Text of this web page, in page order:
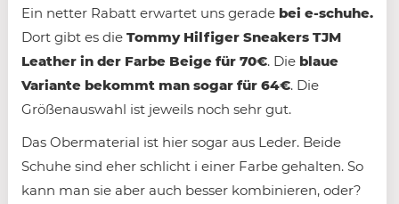
Ein netter Rabatt erwartet uns gerade bei e-schuhe.
Dort gibt es die Tommy Hilfiger Sneakers TJM
Leather in der Farbe Beige für 70€. Die blaue
Variante bekommt man sogar für 64€. Die
Größenauswahl ist jeweils noch sehr gut.
Das Obermaterial ist hier sogar aus Leder. Beide
Schuhe sind eher schlicht i einer Farbe gehalten. So
kann man sie aber auch besser kombinieren, oder?